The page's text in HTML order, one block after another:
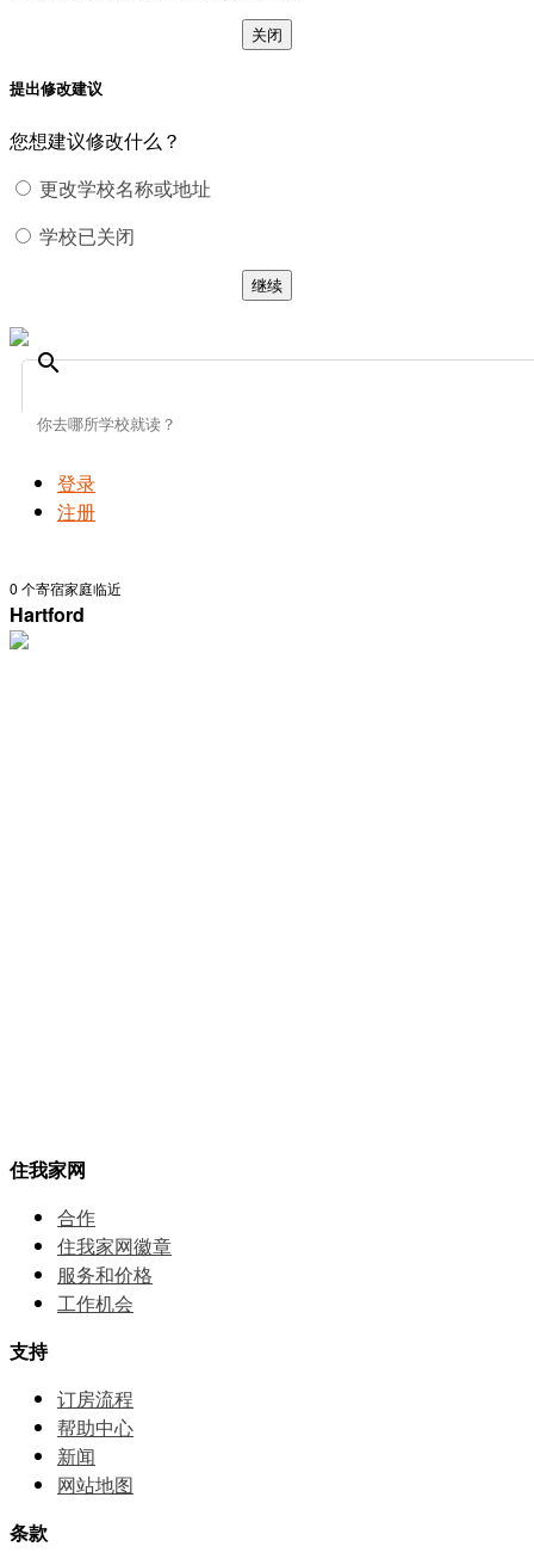
关闭
提出修改建议
您想建议修改什么？
更改学校名称或地址
学校已关闭
继续
search
登录
注册
0 个寄宿家庭临近
Hartford
住我家网
合作
住我家网徽章
服务和价格
⼯作机会
支持
订房流程
帮助中⼼
新闻
网站地图
条款